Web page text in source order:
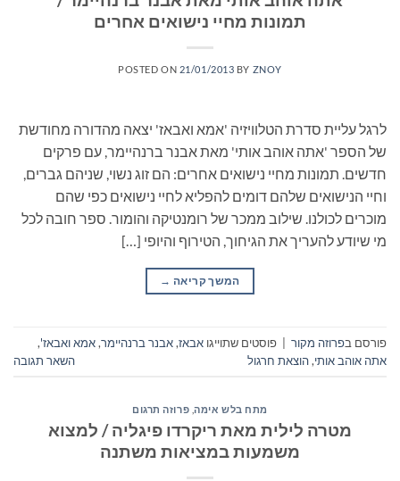
תמונות מחיי נישואים אחרים
POSTED ON 21/01/2013 BY ZNOY
לרגל עליית סדרת הטלוויזיה 'אמא ואבאז' יצאה מהדורה מחודשת
של הספר 'אתה אוהב אותי' מאת אבנר ברנהיימר, עם פרקים
חדשים. תמונות מחיי נישואים אחרים: הם זוג נשוי, שניהם גברים,
וחיי הנישואים שלהם דומים להפליא לחיי נישואים כפי שהם
מוכרים לכולנו. שילוב ממכר של רומנטיקה והומור. ספר חובה לכל
מי שיודע להעריך את הגיחוך, הטירוף והיופי […]
המשך קריאה →
פורסם בפרוזה מקור פוסטים שתוייגו אבאז,אבנר ברנהיימר,אמא ואבאז',
אתה אוהב אותי,הוצאת חרגול השאר תגובה
מתח בלש אימה, פרוזה תרגום
מטרה לילית מאת ריקרדו פיגליה / למצוא
משמעות במציאות משתנה